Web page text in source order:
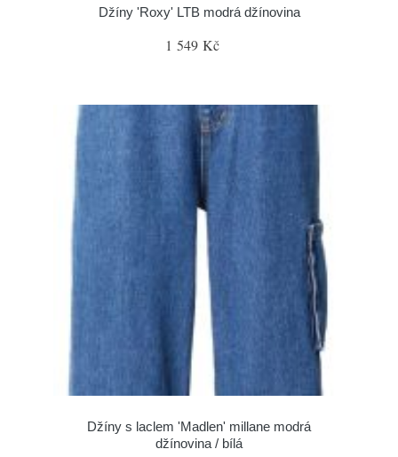
Džíny 'Roxy' LTB modrá džínovina
1 549 Kč
Džíny s laclem 'Madlen' millane modrá
džínovina / bílá